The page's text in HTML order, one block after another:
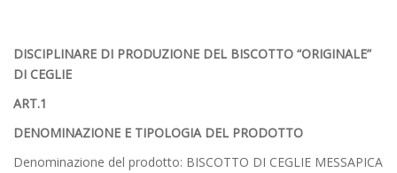
DISCIPLINARE DI PRODUZIONE DEL BISCOTTO “ORIGINALE”
DI CEGLIE
ART.1
DENOMINAZIONE E TIPOLOGIA DEL PRODOTTO
Denominazione del prodotto: BISCOTTO DI CEGLIE MESSAPICA